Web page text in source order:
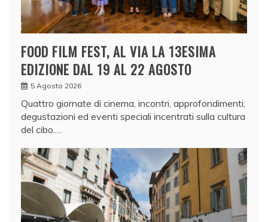
FOOD FILM FEST, AL VIA LA 13ESIMA
EDIZIONE DAL 19 AL 22 AGOSTO
5 Agosto 2026
Quattro giornate di cinema, incontri, approfondimenti,
degustazioni ed eventi speciali incentrati sulla cultura
del cibo.…